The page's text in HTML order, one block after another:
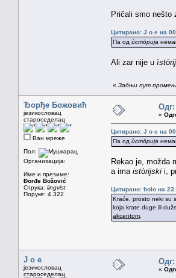
Pričali smo nešto
Цитирано: J o e на
Па од ѝстōрија
Ali zar nije u
« Задњи пут
Ђорђе Божовић
језикословац
староседелац
Ван мреже
Пол:
Организација:
Име и презиме:
Đorđe Božović
Струка: lingvist
Поруке: 4.322
«
Цитирано: J o e на
Па од ѝстōрија
Rekao je, možda
a ima istòrijski i,
Цитирано: bolo на
Kraće, prosto neki su
koja krate duge ili
akcentom
J o e
језикословац
староседелац
«